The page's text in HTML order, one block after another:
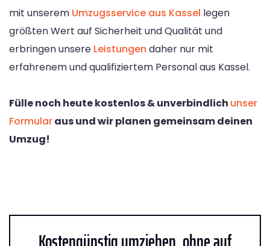
mit unserem Umzugsservice aus Kassel legen
größten Wert auf Sicherheit und Qualität und
erbringen unsere Leistungen daher nur mit
erfahrenem und qualifiziertem Personal aus Kassel.
Fülle noch heute kostenlos & unverbindlich unser
Formularaus und wir planen gemeinsam deinen
Umzug!